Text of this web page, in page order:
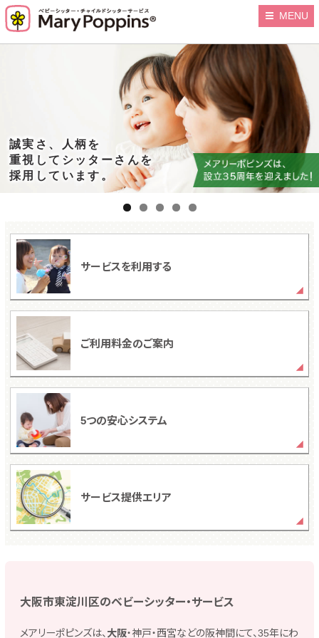
MENU
誠実さ、人柄を
重視してシッターさんを
採用しています。
慣れたお家は
お子さまも”あんしん”
サービスを利用する
ご利用料金のご案内
5つの安心システム
サービス提供エリア
大阪市東淀川区のベビーシッター・サービス
メアリーポピンズは、大阪・神戸・西宮などの阪神間にて、35年にわ